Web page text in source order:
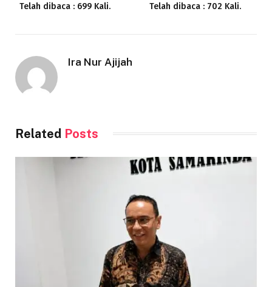
Telah dibaca : 699 Kali.
Telah dibaca : 702 Kali.
Ira Nur Ajijah
Related Posts